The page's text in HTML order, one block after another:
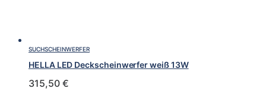
SUCHSCHEINWERFER
HELLA LED Deckscheinwerfer weiß 13W
315,50 €